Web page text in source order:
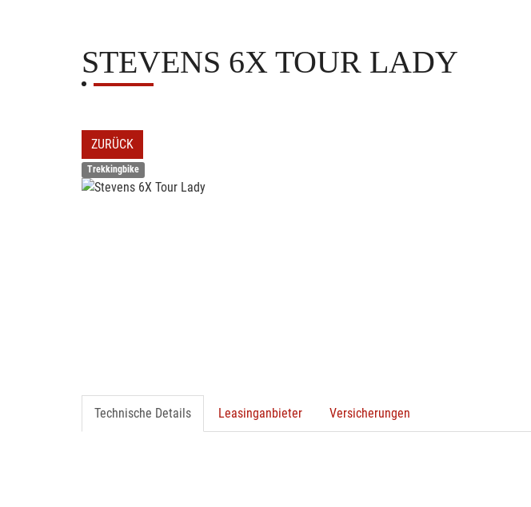
STEVENS 6X TOUR LADY
ZURÜCK
Trekkingbike
Technische Details Leasinganbieter Versicherungen